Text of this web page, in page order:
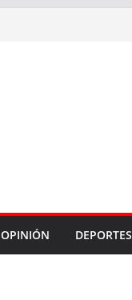
OPINIÓN DEPORTES